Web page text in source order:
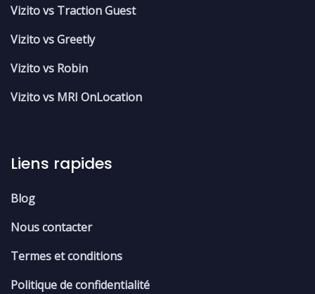
Vizito vs Traction Guest
Vizito vs Greetly
Vizito vs Robin
Vizito vs MRI OnLocation
Liens rapides
Blog
Nous contacter
Termes et conditions
Politique de confidentialité